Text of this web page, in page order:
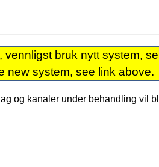
vennligst bruk nytt system,
new system, see link above.
og kanaler under behandling vil